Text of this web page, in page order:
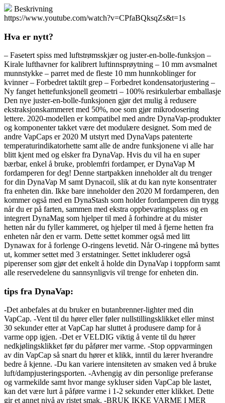
Beskrivning
https://www.youtube.com/watch?v=CPfaBQksqZs&t=1s
Hva er nytt?
– Fasetert spiss med luftstrømsskjær og juster-en-bolle-funksjon –
Kirale lufthavner for kalibrert luftinnsprøytning – 10 mm avsmalnet
munnstykke – parret med de fleste 10 mm hunnkoblinger for
kvinner – Forbedret taktilt grep – Forbedret kondensatorjustering –
Ny fanget hettefunksjonell geometri – 100% resirkulerbar emballasje
Den nye juster-en-bolle-funksjonen gjør det mulig å redusere
ekstraksjonskammeret med 50%, noe som gjør mikrodosering
lettere. 2020-modellen er kompatibel med andre DynaVap-produkter
og komponenter takket være det modulære designet. Som med de
andre VapCaps er 2020 M utstyrt med DynaVaps patenterte
temperaturindikatorhette samt alle de andre funksjonene vi alle har
blitt kjent med og elsker fra DynaVap. Hvis du vil ha en super
bærbar, enkel å bruke, problemfri fordamper, er DynaVap M
fordamperen for deg! Denne startpakken inneholder alt du trenger
for din DynaVap M samt Dynacoil, slik at du kan nyte konsentrater
fra enheten din. Ikke bare inneholder den 2020 M fordamperen, den
kommer også med en DynaStash som holder fordamperen din trygg
når du er på farten, sammen med ekstra oppbevaringsplass og en
integrert DynaMag som hjelper til med å forhindre at du mister
hetten når du fyller kammeret, og hjelper til med å fjerne hetten fra
enheten når den er varm. Dette settet kommer også med litt
Dynawax for å forlenge O-ringens levetid. Når O-ringene må byttes
ut, kommer settet med 3 erstatninger. Settet inkluderer også
piperenser som gjør det enkelt å holde din DynaVap i toppform samt
alle reservedelene du sannsynligvis vil trenge for enheten din.
tips fra DynaVap:
-Det anbefales at du bruker en butanbrenner-lighter med din
VapCap. -Vent til du hører eller føler nullstillingsklikket eller minst
30 sekunder etter at VapCap har sluttet å produsere damp for å
varme opp igjen. -Det er VELDIG viktig å vente til du hører
nedkjølingsklikket før du påfører mer varme. -Stop oppvarmingen
av din VapCap så snart du hører et klikk, inntil du lærer hverandre
bedre å kjenne. -Du kan variere intensiteten av smaken ved å bruke
luft/dampjusteringsporten. -Avhengig av din personlige preferanse
og varmekilde samt hvor mange sykluser siden VapCap ble lastet,
kan det være lurt å påføre varme i 1-2 sekunder etter klikket. Dette
gir et annet nivå av ristet smak. -BRUK IKKE VARME I MER